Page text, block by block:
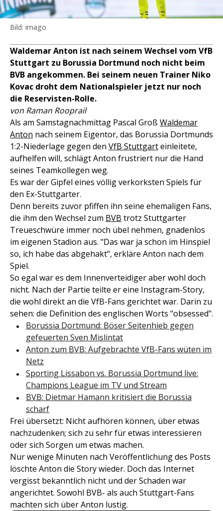
Bild: imago
Waldemar Anton ist nach seinem Wechsel vom VfB
Stuttgart zu Borussia Dortmund noch nicht beim
BVB angekommen. Bei seinem neuen Trainer Niko
Kovac droht dem Nationalspieler jetzt nur noch
die Reservisten-Rolle.
von Raman Rooprail
Als am Samstagnachmittag Pascal Groß Waldemar
Anton nach seinem Eigentor, das Borussia Dortmunds
1:2-Niederlage gegen den VfB Stuttgarteinleitete,
aufhelfen will, schlägt Anton frustriert nur die Hand
seines Teamkollegen weg.
Es war der Gipfel eines völlig verkorksten Spiels für
den Ex-Stuttgarter.
Denn bereits zuvor pfiffen ihn seine ehemaligen Fans,
die ihm den Wechsel zum BVB trotz Stuttgarter
Treueschwüre immer noch übel nehmen, gnadenlos
im eigenen Stadion aus. "Das war ja schon im Hinspiel
so, ich habe das abgehakt", erkläre Anton nach dem
Spiel.
So egal war es dem Innenverteidiger aber wohl doch
nicht. Nach der Partie teilte er eine Instagram-Story,
die wohl direkt an die VfB-Fans gerichtet war. Darin zu
sehen: die Definition des englischen Worts "obsessed".
Borussia Dortmund: Böser Seitenhieb gegen
gefeuerten Sven Mislintat
Anton zum BVB: Aufgebrachte VfB-Fans wüten im
Netz
Sporting Lissabon vs. Borussia Dortmund live:
Champions League im TV und Stream
BVB: Dietmar Hamann kritisiert die Borussia
scharf
Frei übersetzt: Nicht aufhören können, über etwas
nachzudenken; sich zu sehr für etwas interessieren
oder sich Sorgen um etwas machen.
Nur wenige Minuten nach Veröffentlichung des Posts
löschte Anton die Story wieder. Doch das Internet
vergisst bekanntlich nicht und der Schaden war
angerichtet. Sowohl BVB- als auch Stuttgart-Fans
machten sich über Anton lustig.